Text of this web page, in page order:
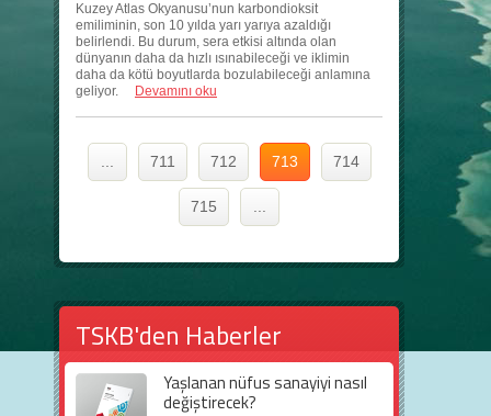
Kuzey Atlas Okyanusu’nun karbondioksit
emiliminin, son 10 yılda yarı yarıya azaldığı
belirlendi. Bu durum, sera etkisi altında olan
dünyanın daha da hızlı ısınabileceği ve iklimin
daha da kötü boyutlarda bozulabileceği anlamına
geliyor.
Devamını oku
711 712 713 714
715
TSKB'den Haberler
Yaşlanan nüfus sanayiyi nasıl
değiştirecek?